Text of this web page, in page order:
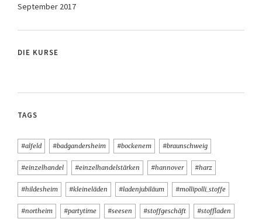
September 2017
DIE KURSE
TAGS
#alfeld #badgandersheim #bockenem #braunschweig
#einzelhandel #einzelhandelstärken #hannover #harz
#hildesheim #kleineläden #ladenjubiläum #mollipolli_stoffe
#northeim #partytime #seesen #stoffgeschäft #stoffladen